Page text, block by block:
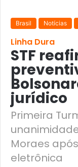
Brasil Notícias
Linha Dura
STF
jurídico
Primeira
Moraes
eletrônica